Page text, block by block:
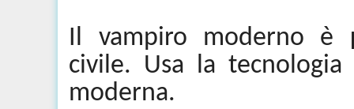
Il vampiro moderno è
civile. Usa la
moderna.